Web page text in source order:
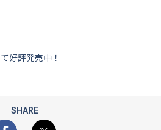
好評発売中！
SHARE